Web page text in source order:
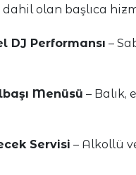
olan başlıca
DJ Performansı –
Menüsü –
Servisi – Alkollü